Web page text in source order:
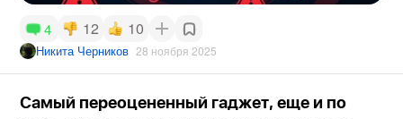
4 12 10
Никита Черников 28 ноября 2025
Самый переоцененный гаджет, еще и по